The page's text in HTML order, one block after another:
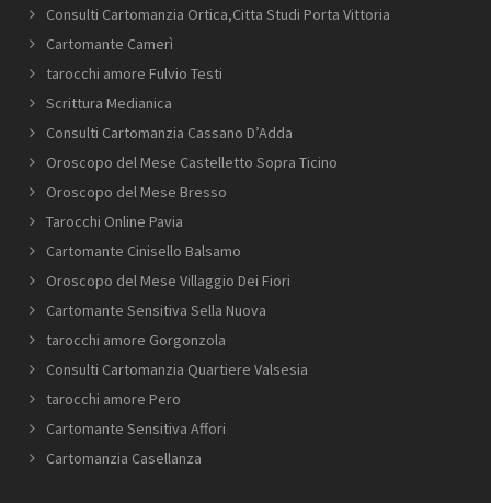
Consulti Cartomanzia Ortica​,Citta Studi​ Porta Vittoria
Cartomante Camerì
tarocchi amore Fulvio Testi
Scrittura Medianica
Consulti Cartomanzia Cassano D’Adda
Oroscopo del Mese Castelletto Sopra Ticino
Oroscopo del Mese Bresso
Tarocchi Online Pavia
Cartomante Cinisello Balsamo
Oroscopo del Mese Villaggio Dei Fiori
Cartomante Sensitiva Sella Nuova
tarocchi amore Gorgonzola
Consulti Cartomanzia Quartiere Valsesia
tarocchi amore Pero
Cartomante Sensitiva Affori
Cartomanzia Casellanza